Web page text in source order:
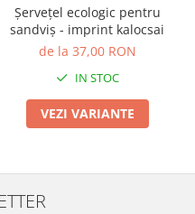
Șervețel ecologic pentru
sandviș - imprint kalocsai
de la 37,00 RON
IN STOC
VEZI VARIANTE